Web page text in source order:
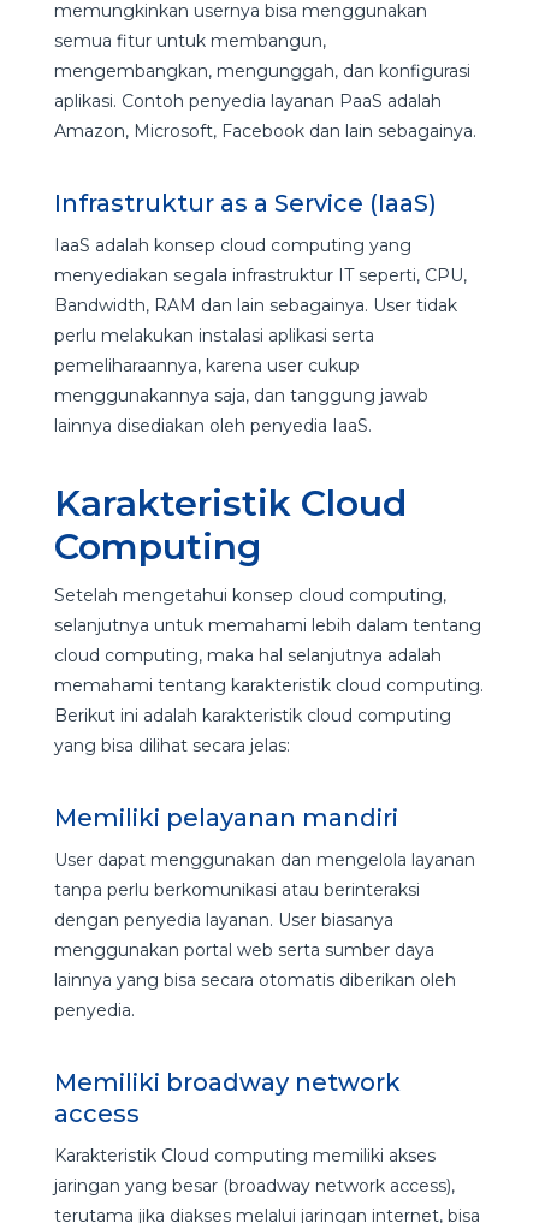
memungkinkan usernya bisa menggunakan
semua fitur untuk membangun,
mengembangkan, mengunggah, dan konfigurasi
aplikasi. Contoh penyedia layanan PaaS adalah
Amazon, Microsoft, Facebook dan lain sebagainya.
Infrastruktur as a Service (IaaS)
IaaS adalah konsep cloud computing yang
menyediakan segala infrastruktur IT seperti, CPU,
Bandwidth, RAM dan lain sebagainya. User tidak
perlu melakukan instalasi aplikasi serta
pemeliharaannya, karena user cukup
menggunakannya saja, dan tanggung jawab
lainnya disediakan oleh penyedia IaaS.
Karakteristik Cloud
Computing
Setelah mengetahui konsep cloud computing,
selanjutnya untuk memahami lebih dalam tentang
cloud computing, maka hal selanjutnya adalah
memahami tentang karakteristik cloud computing.
Berikut ini adalah karakteristik cloud computing
yang bisa dilihat secara jelas:
Memiliki pelayanan mandiri
User dapat menggunakan dan mengelola layanan
tanpa perlu berkomunikasi atau berinteraksi
dengan penyedia layanan. User biasanya
menggunakan portal web serta sumber daya
lainnya yang bisa secara otomatis diberikan oleh
penyedia.
Memiliki broadway network
access
Karakteristik Cloud computing memiliki akses
jaringan yang besar (broadway network access),
terutama jika diakses melalui jaringan internet, bisa